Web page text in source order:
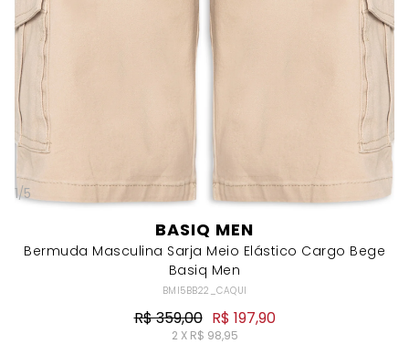
1/5
BASIQ MEN
Bermuda Masculina Sarja Meio Elástico Cargo Bege
Basiq Men
BMI5BB22_CAQUI
R$ 359,00 R$ 197,90
2 X R$ 98,95